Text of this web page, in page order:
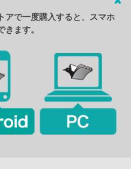
アで一度購入すると、スマホ
ます。